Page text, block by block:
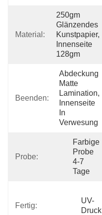
Material:
250gm
Glänzendes
Kunstpapier,
Innenseite
128gm
Beenden:
Abdeckung
Matte
Lamination,
Innenseite
In
Verwesung
Probe:
Farbige
Probe
4-7
Tage
Fertig:
UV-
Druck